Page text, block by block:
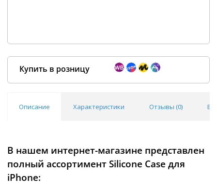
Купить в розницу
Описание Характеристики Отзывы (0)
В нашем интернет-магазине представлен
полный ассортимент Silicone Case для
iPhone: